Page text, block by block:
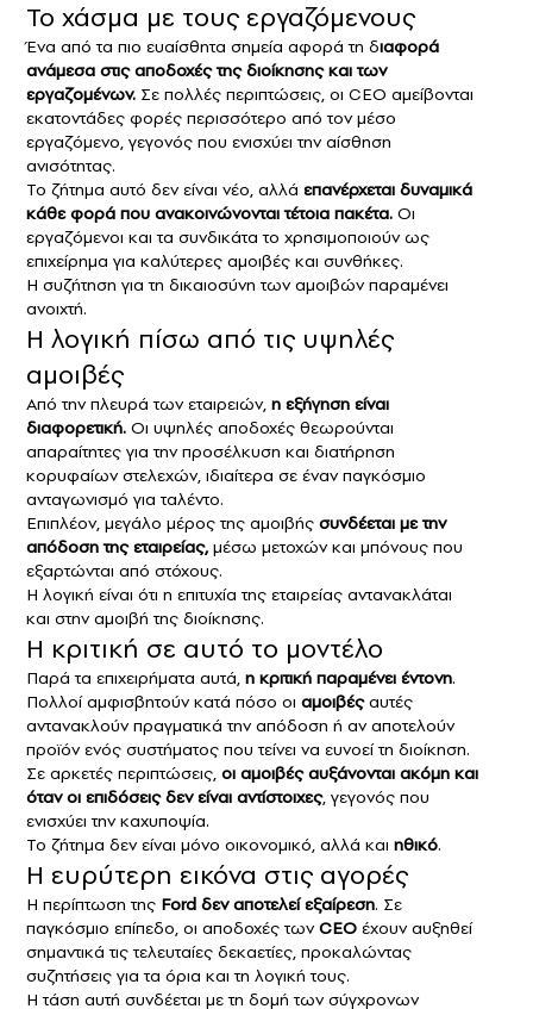
Το χάσμα με τους εργαζόμενους
Ένα από τα πιο ευαίσθητα σημεία αφορά τη διαφορά
ανάμεσα στις αποδοχές της διοίκησης και των
εργαζομένων. Σε πολλές περιπτώσεις, οι CEO αμείβονται
εκατοντάδες φορές περισσότερο από τον μέσο
εργαζόμενο, γεγονός που ενισχύει την αίσθηση
ανισότητας.
Το ζήτημα αυτό δεν είναι νέο, αλλά επανέρχεται δυναμικά
κάθε φορά που ανακοινώνονται τέτοια πακέτα. Οι
εργαζόμενοι και τα συνδικάτα το χρησιμοποιούν ως
επιχείρημα για καλύτερες αμοιβές και συνθήκες.
Η συζήτηση για τη δικαιοσύνη των αμοιβών παραμένει
ανοιχτή.
Η λογική πίσω από τις υψηλές
αμοιβές
Από την πλευρά των εταιρειών, η εξήγηση είναι
διαφορετική. Οι υψηλές αποδοχές θεωρούνται
απαραίτητες για την προσέλκυση και διατήρηση
κορυφαίων στελεχών, ιδιαίτερα σε έναν παγκόσμιο
ανταγωνισμό για ταλέντο.
Επιπλέον, μεγάλο μέρος της αμοιβής συνδέεται με την
απόδοση της εταιρείας,μέσω μετοχών και μπόνους που
εξαρτώνται από στόχους.
Η λογική είναι ότι η επιτυχία της εταιρείας αντανακλάται
και στην αμοιβή της διοίκησης.
Η κριτική σε αυτό το μοντέλο
Παρά τα επιχειρήματα αυτά, η κριτική παραμένει έντονη.
Πολλοί αμφισβητούν κατά πόσο οι αμοιβέςαυτές
αντανακλούν πραγματικά την απόδοση ή αν αποτελούν
προϊόν ενός συστήματος που τείνει να ευνοεί τη διοίκηση.
Σε αρκετές περιπτώσεις, οι αμοιβές αυξάνονται ακόμη και
όταν οι επιδόσεις δεν είναι αντίστοιχες, γεγονός που
ενισχύει την καχυποψία.
Το ζήτημα δεν είναι μόνο οικονομικό, αλλά και ηθικό.
Η ευρύτερη εικόνα στις αγορές
Η περίπτωση της Ford δεν αποτελεί εξαίρεση. Σε
παγκόσμιο επίπεδο, οι αποδοχές τωνCEO έχουν αυξηθεί
σημαντικά τις τελευταίες δεκαετίες, προκαλώντας
συζητήσεις για τα όρια και τη λογική τους.
Η τάση αυτή συνδέεται με τη δομή των σύγχρονων